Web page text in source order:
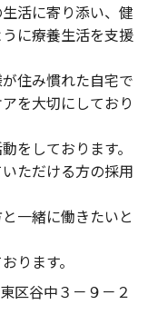
活に寄り添い、健
に療養生活を支援
住み慣れた自宅で
を大切にしており
をしております。
ただける方の採用
一緒に働きたいと
ります。
区谷中３－９－２